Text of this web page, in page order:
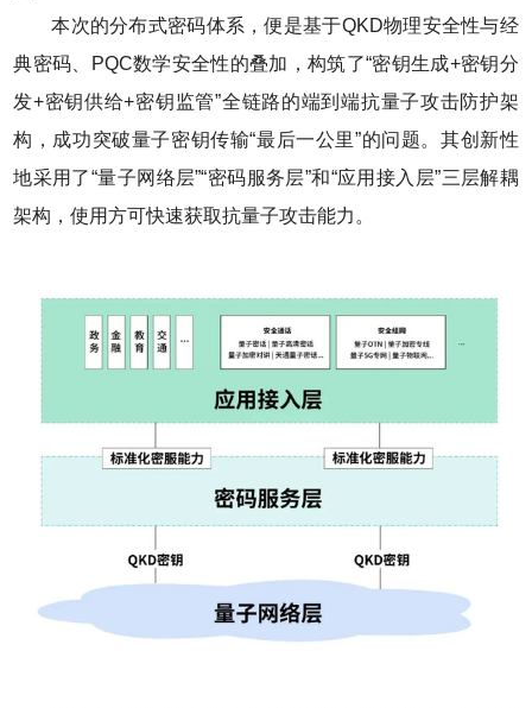
本次的分布式密码体系，便是基于QKD物理安全性与经
典密码、PQC数学安全性的叠加，构筑了“密钥生成+密钥分
发+密钥供给+密钥监管”全链路的端到端抗量子攻击防护架
构，成功突破量子密钥传输“最后一公里”的问题。其创新性
地采用了“量子网络层”“密码服务层”和“应用接入层”三层解耦
架构，使用方可快速获取抗量子攻击能力。